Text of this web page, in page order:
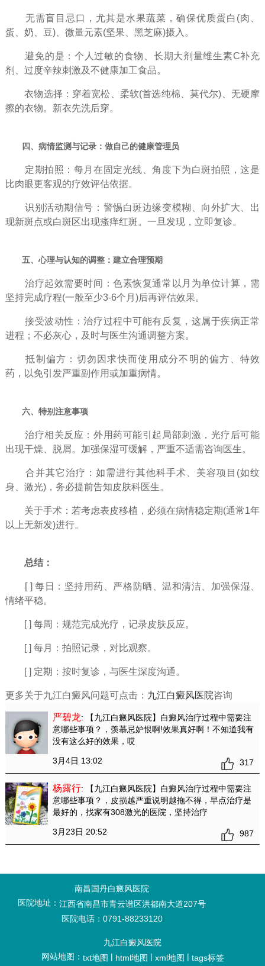
无需盲目忌口，尤其是水果蔬菜，确保优质蛋白(肉、
蛋、奶、豆)、微量元素(坚果、黑芝麻)摄入。
避免的是：个人过敏的食物、长期大剂量维生素C补充
剂、过度辛辣刺激及不健康加工食品。
衣物选择：穿着宽松、柔软(首选纯棉、莫代尔)、无硬摩
擦的衣物。新衣先洗后穿。
四、病情监测与记录：做自己的健康管理员
定期拍照：每月在固定光线、角度下为白斑拍照，这是
比肉眼更客观的疗效评估依据。
识别活动期信号：警惕白斑边缘变模糊、向外扩大、出
现新斑点或白斑区出现瘙痒红斑。一旦发现，立即复诊。
五、心理与认知的调整：建立合理预期
治疗起效需要时间：色素恢复通常以月为单位计算，需
坚持完成疗程(一般至少3-6个月)后再评估效果。
接受波动性：治疗过程中可能有反复，这属于疾病正常
进程；不必灰心，及时与医生沟通调整方案。
抵制偏方：切勿因求快而使用成分不明的偏方、特效
药，以免引发严重副作用或加重病情。
六、特别注意事项
治疗相关反应：外用药可能引起局部刺激，光疗后可能
出现干燥、脱屑。加强保湿可缓解，严重不适需咨询医生。
合并其它治疗：如需进行其他科手术、美容项目(如纹
身、激光)，务必提前告知皮肤科医生。
关于手术：若考虑表皮移植，必须在病情稳定期(通常1年
以上无新发)进行。
总结：
[ ] 每日：坚持用药、严格防晒、温和清洁、加强保湿、
情绪平稳。
[ ] 每周：规范完成光疗，记录皮肤反应。
[ ] 每月：拍照记录，对比观察。
[ ] 定期：按时复诊，与医生深度沟通。
更多关于九江白癜风问题可点击： 九江白癜风医院咨询
严碧龙: 【九江白癜风医院】白癜风治疗过程中需要注
意哪些事项？ ，羡慕忌妒恨啊!效果真好啊！不知道我有
没有这么好的效果，哎
3月4日 13:02 317
杨露行: 【九江白癜风医院】白癜风治疗过程中需要注
意哪些事项？ ，皮损越严重说明越拖不得，早点治疗是
最好的，找家有308激光的医院，坚持治疗
3月23日 20:52 987
南昌国丹白癜风医院
医院地址： 江西省南昌市青云谱区洪都南大道207号
医院电话：0791-88233120
九江白癜风医院
网站地图： txt地图 | html地图 | xml地图 | tags标签